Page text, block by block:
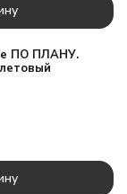
ПО ПЛАНУ.